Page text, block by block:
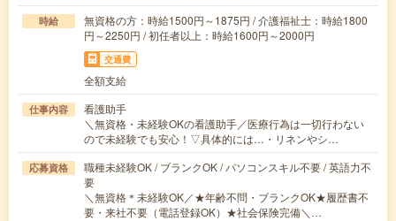
時給
無資格の方：時給1500円～1875円 / 介護福祉士：時給1800
円～2250円 / 初任者以上：時給1600円～2000円
交通費
全額支給
仕事内容
看護助手
＼無資格・未経験OKの看護助手／医療行為は一切行わない
ので未経験でも安心！▽具体的には…・リネンやシ…
応募資格
職種未経験OK / ブランクOK / パソコンスキル不要 / 英語力不
要
＼無資格＊未経験OK／★年齢不問・ブランクOK★履歴書不
要・来社不要（電話登録OK）★社会保険完備＼…